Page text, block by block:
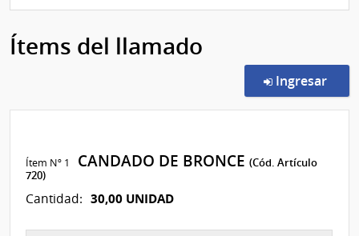
Ítems del llamado
Ingresar
Ítem Nº 1 CANDADO DE BRONCE(Cód. Artículo
720)
Cantidad: 30,00 UNIDAD